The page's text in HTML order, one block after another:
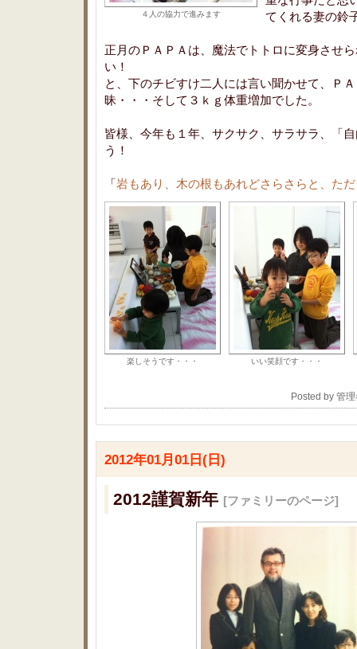
４人の協力で進みます
てくれる妻の鈴
正月のＰＡＰＡは、魔法でトトロに変身させ
い！
と、下のチビすけ二人には言い聞かせて、Ｐ
昧・・・そして３ｋｇ体重増加でした。
皆様、今年も１年、サクサク、サラサラ、「
う！
「岩もあり、木の根もあれどさらさらと、た
楽しそうです・・・ いい笑顔です・・・
Posted by 管
2012年01月01日(日)
2012謹賀新年 [ファミリーのページ]